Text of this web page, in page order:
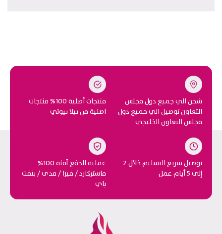
شحن الي جميع دول مجلس
التعاون توصيل الي جميع دول
مجلس التعاون الخليجي
منتجات أصلية 100% منتجات
اصلية من بيلا بيوتي
توصيل سريع التسليم خلال 2
إلى 5 أيام عمل
عملية الدفع آمنة 100%
ماستركارد / فيزا / مدى / بنفت
باي